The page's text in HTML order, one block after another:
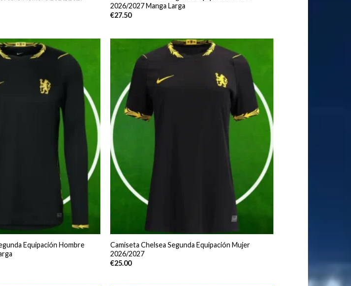
2026/2027 Manga Larga
€27.50
Equipación Hombre
Camiseta Chelsea Segunda Equipación Mujer
2026/2027
€25.00